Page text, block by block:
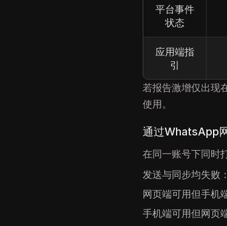
平台事件
状态
应用端指
引
若报告激增仅出现
使用。
通过WhatsApp
在同一账号下同时
发送与同步均失败
网页端可用但手机
手机端可用但网页